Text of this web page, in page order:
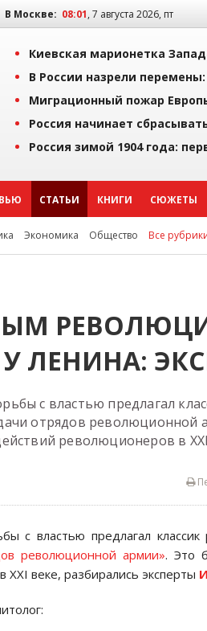
В Москве: 08:01, 7 августа 2026, пт
Киевская марионетка
В России назрели
Миграционный пожар
Россия начинает
Россия зимой 1904 года:
СТАТЬИ КНИГИ СЮЖЕТЫ
Экономика Общество Все
ЛЕНИНА:
с властью предлагал
отрядов революционной
революционеров в
с властью предлагал
революционной армии». Это
веке, разбирались эксперты